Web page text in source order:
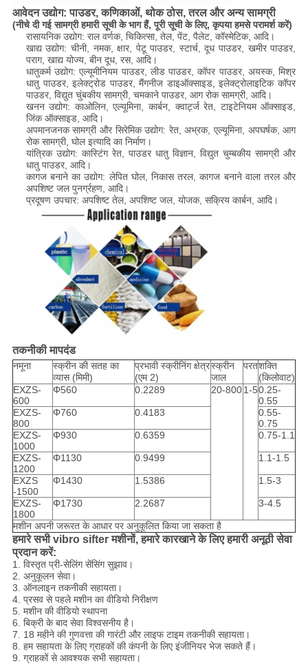
आवेदन उद्योग: पाउडर, कणिकाओं, थोक ठोस, तरल और अन्य सामग्री
(नीचे दी गई सामग्री हमारी सूची के भाग हैं, पूरी सूची के लिए, कृपया हमसे परामर्श करें)
रासायनिक उद्योग: राल वर्णक, चिकित्सा, तेल, पेंट, पैलेट, कॉस्मेटिक, आदि।
खाद्य उद्योग: चीनी, नमक, क्षार, पेटू पाउडर, स्टार्च, दूध पाउडर, खमीर पाउडर,
पराग, खाद्य योज्य, बीन दूध, रस, आदि।
धातुकर्म उद्योग: एल्यूमीनियम पाउडर, लीड पाउडर, कॉपर पाउडर, अयस्क, मिश्र
धातु पाउडर, इलेक्ट्रोड पाउडर, मैंगनीज डाइऑक्साइड, इलेक्ट्रोलाइटिक कॉपर
पाउडर, विद्युत चुंबकीय सामग्री, चमकाने पाउडर, आग रोक सामग्री, आदि।
खनन उद्योग: काओलिन, एल्यूमिना, कार्बन, क्वार्ट्ज रेत, टाइटेनियम ऑक्साइड,
जिंक ऑक्साइड, आदि।
अपमानजनक सामग्री और सिरेमिक उद्योग: रेत, अभ्रक, एल्यूमिना, अपघर्षक, आग
रोक सामग्री, घोल इत्यादि का निर्माण।
यांत्रिक उद्योग: कास्टिंग रेत, पाउडर धातु विज्ञान, विद्युत चुम्बकीय सामग्री और
धातु पाउडर, आदि।
कागज बनाने का उद्योग: लेपित घोल, निकास तरल, कागज बनाने वाला तरल और
अपशिष्ट जल पुनर्ग्रहण, आदि।
प्रदूषण उपचार: अपशिष्ट तेल, अपशिष्ट जल, योजक, सक्रिय कार्बन, आदि।
तकनीकी मापदंड
नमूना
स्क्रीन की सतह का
व्यास (मिमी)
प्रभावी स्क्रीनिंग क्षेत्र
(एम 2)
स्क्रीन
जाल
परतशक्ति
(किलोवाट)
EXZS-
600
Φ560 0.2289 20-8001-50.25-
0.55
EXZS-
800
Φ760 0.4183
0.55-
0.75
EXZS-
1000
Φ930 0.6359 0.75-1.1
EXZS-
1200
Φ1130 0.9499 1.1-1.5
EXZS
-1500
Φ1430 1.5386 1.5-3
EXZS-
1800
Φ1730 2.2687 3-4.5
मशीन अपनी जरूरत के आधार पर अनुकूलित किया जा सकता है
हमारे सभी vibro sifter मशीनों, हमारे कारखाने के लिए हमारी अनूठी सेवा
प्रदान करें:
1. विस्तृत प्री-सेलिंग सेंसिंग सुझाव।
2. अनुकूलन सेवा।
3. ऑनलाइन तकनीकी सहायता।
4. प्रसव से पहले मशीन का वीडियो निरीक्षण
5. मशीन की वीडियो स्थापना
6. बिक्री के बाद सेवा विश्वसनीय है।
7. 18 महीने की गुणवत्ता की गारंटी और लाइफ टाइम तकनीकी सहायता।
8. हम सहायता के लिए ग्राहकों की कंपनी के लिए इंजीनियर भेज सकते हैं।
9. ग्राहकों से आवश्यक सभी सहायता।